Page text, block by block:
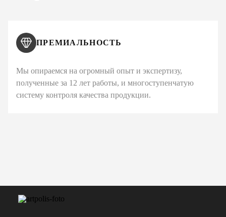
ПРЕМИАЛЬНОСТЬ
Мы опираемся на огромный опыт и экспертизу,
полученные за 12 лет работы, и многоступенчатую
систему контроля качества продукции.